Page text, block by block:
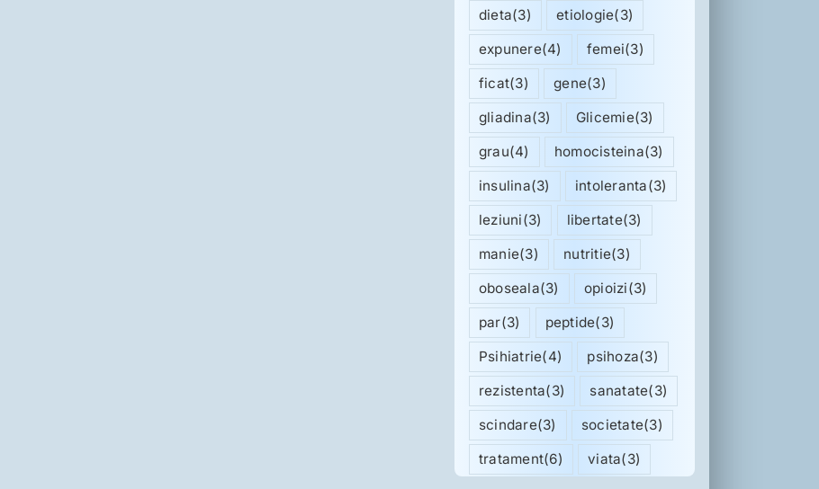
dieta(3) etiologie(3)
expunere(4) femei(3)
ficat(3) gene(3)
gliadina(3) Glicemie(3)
grau(4) homocisteina(3)
insulina(3) intoleranta(3)
leziuni(3) libertate(3)
manie(3) nutritie(3)
oboseala(3) opioizi(3)
par(3) peptide(3)
Psihiatrie(4) psihoza(3)
rezistenta(3) sanatate(3)
scindare(3) societate(3)
tratament(6) viata(3)